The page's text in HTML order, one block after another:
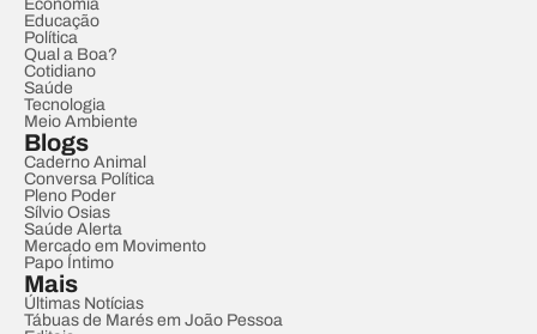
Economia
Educação
Política
Qual a Boa?
Cotidiano
Saúde
Tecnologia
Meio Ambiente
Blogs
Caderno Animal
Conversa Política
Pleno Poder
Sílvio Osias
Saúde Alerta
Mercado em Movimento
Papo Íntimo
Mais
Últimas Notícias
Tábuas de Marés em João Pessoa